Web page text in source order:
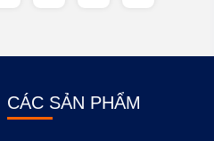
CÁC SẢN PHẨM